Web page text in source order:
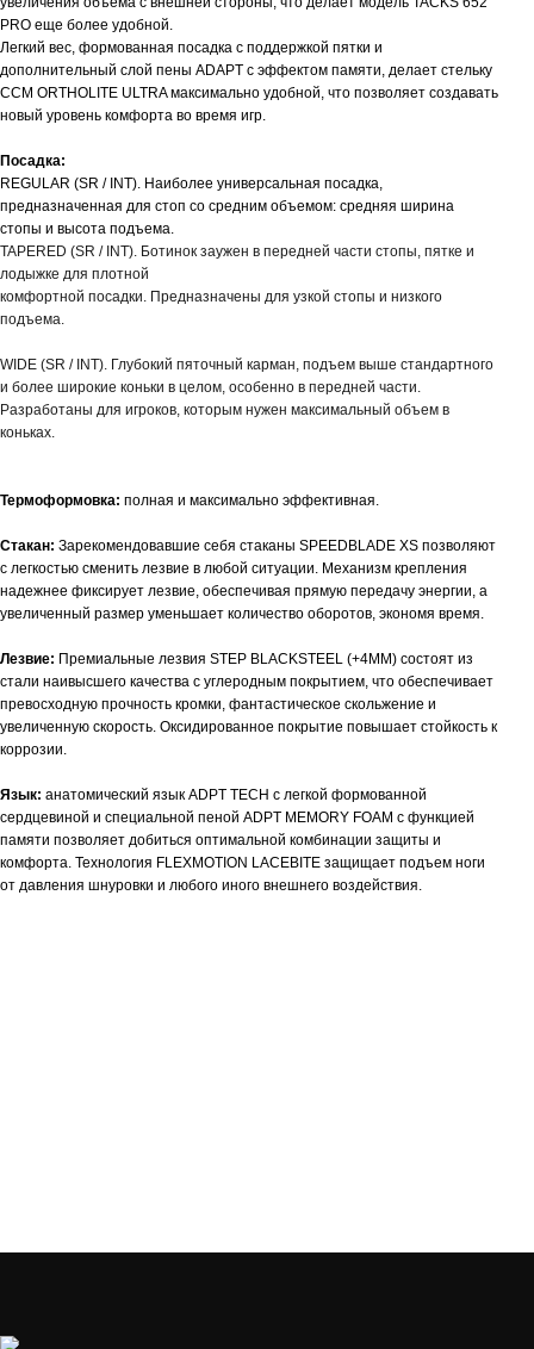
PRO еще более удобной.
Легкий вес, формованная посадка с поддержкой пятки и
дополнительный слой пены ADАPT с эффектом памяти, делает стельку
CCM ORTHOLITE ULTRA максимально удобной, что позволяет создавать
новый уровень комфорта во время игр.
Посадка:
REGULAR (SR / INT). Наиболее универсальная посадка,
предназначенная для стоп со средним объемом: средняя ширина
стопы и высота подъема.
TAPERED (SR / INT). Ботинок заужен в передней части стопы, пятке и
лодыжке для плотной
комфортной посадки. Предназначены для узкой стопы и низкого
подъема.
WIDE (SR / INT). Глубокий пяточный карман, подъем выше стандартного
и более широкие коньки в целом, особенно в передней части.
Разработаны для игроков, которым нужен максимальный объем в
коньках.
Термоформовка: полная и максимально эффективная.
Стакан: Зарекомендовавшие себя стаканы SPEEDBLADE XS позволяют
с легкостью сменить лезвие в любой ситуации. Механизм крепления
надежнее фиксирует лезвие, обеспечивая прямую передачу энергии, а
увеличенный размер уменьшает количество оборотов, экономя время.
Лезвие: Премиальные лезвия STEP BLACKSTEEL (+4MM) состоят из
стали наивысшего качества с углеродным покрытием, что обеспечивает
превосходную прочность кромки, фантастическое скольжение и
увеличенную скорость. Оксидированное покрытие повышает стойкость к
коррозии.
Язык: анатомический язык ADPT TECH с легкой формованной
сердцевиной и специальной пеной ADPT MEMORY FOAM с функцией
памяти позволяет добиться оптимальной комбинации защиты и
комфорта. Технология FLEXMOTION LACEBITE защищает подъем ноги
от давления шнуровки и любого иного внешнего воздействия.